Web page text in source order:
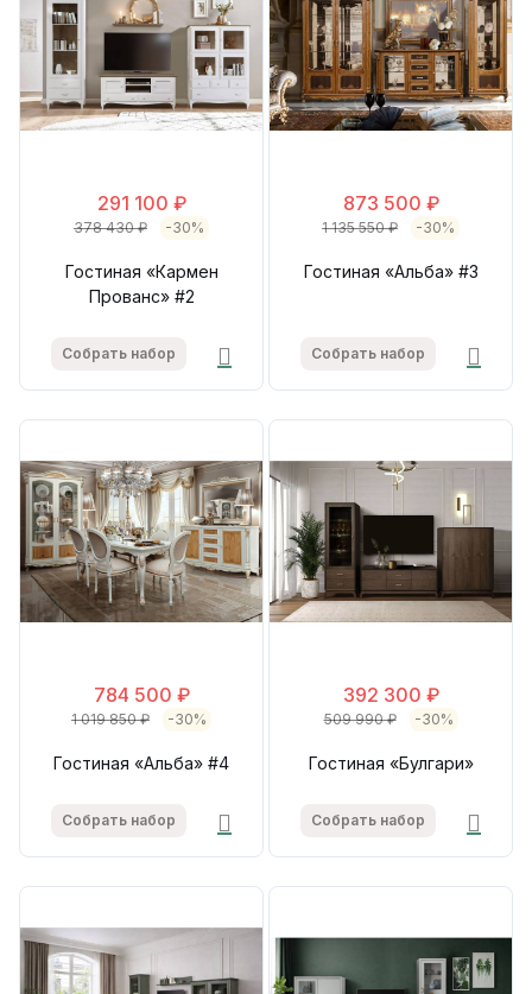
291 100 ₽
378 430 ₽ -30%
Гостиная «Кармен
Прованс» #2
Собрать набор
873 500 ₽
1 135 550 ₽ -30%
Гостиная «Альба» #3
Собрать набор
784 500 ₽
1 019 850 ₽ -30%
Гостиная «Альба» #4
Собрать набор
392 300 ₽
509 990 ₽ -30%
Гостиная «Булгари»
Собрать набор